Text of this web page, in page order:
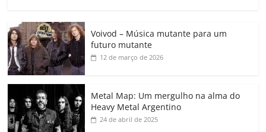
c
e
b
o
o
k
itt
er
ai at
s
A
p
k
e
dI
gl
e
a
ss
y
k
p
h
Voivod – Música mutante para um
futuro mutante
12 de março de 2026
Metal Map: Um mergulho na alma do
Heavy Metal Argentino
24 de abril de 2025